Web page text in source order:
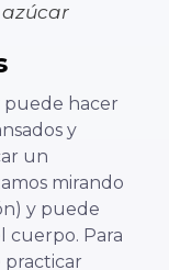
azúcar
puede hacer
y
un
mirando
y puede
cuerpo. Para
practicar